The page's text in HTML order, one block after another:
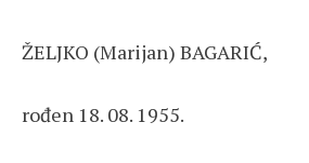
ŽELJKO (Marijan) BAGARIĆ,
rođen 18. 08. 1955.